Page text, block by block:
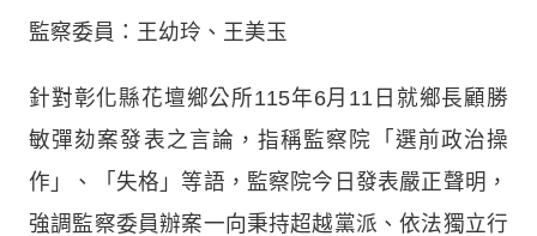
監察委員：王幼玲、王美玉
針對彰化縣花壇鄉公所115年6月11日就鄉長顧勝
敏彈劾案發表之言論，指稱監察院「選前政治操
作」、「失格」等語，監察院今日發表嚴正聲明，
強調監察委員辦案一向秉持超越黨派、依法獨立行